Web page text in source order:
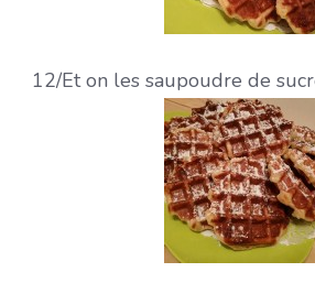
12/Et on les saupoudre de